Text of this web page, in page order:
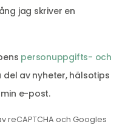
jag skriver en
personuppgifts- och
av nyheter, hälsotips
e-post.
reCAPTCHA och Googles